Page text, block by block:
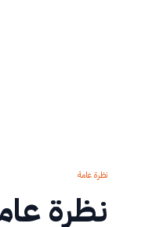
نظرة عامة
نظرة